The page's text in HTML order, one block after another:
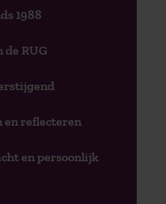
1988
de RUG
en reflecteren
en persoonlijk